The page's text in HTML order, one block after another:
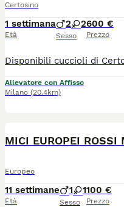
Certosino
1 settimana
Età
2 2
Sesso
600 €
Prezzo
Allevatore con Affisso
Milano (20.4km)
MICI EUROPEI ROSSI
Europeo
11 settimane
Età
1 1
Sesso
100 €
Prezzo